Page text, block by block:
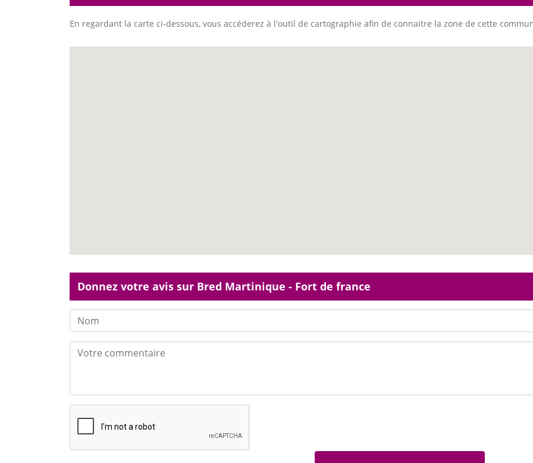
En regardant la carte ci-dessous, vous accéderez à l'outil de cartographie afin de connaitre la zone de cette
Donnez votre avis sur Bred Martinique - Fort de france